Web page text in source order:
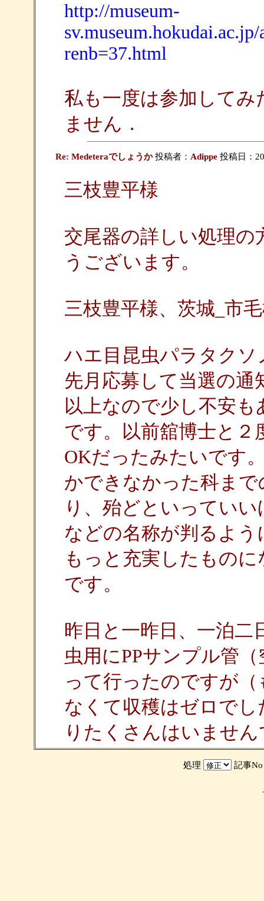
http://museum-
renb=37.html
私も一度は参加して
ません．
Re: Medeteraでしょうか投稿者： Adippe投稿日：
三枝豊平様
交尾器の詳しい処理
うございます。
三枝豊平様、茨城_市
ハエ目昆虫パラタクソ
先月応募して当選の通
以上なので少し不安
です。以前舘博士と
OKだったみたいです
かできなかった科ま
り、殆どといってい
などの名称が判るよ
もっと充実したもの
です。
昨日と一昨日、一泊二
虫用にPPサンプル管
って行ったのですが
なくて収穫はゼロで
りたくさんはいませ
処理 記事